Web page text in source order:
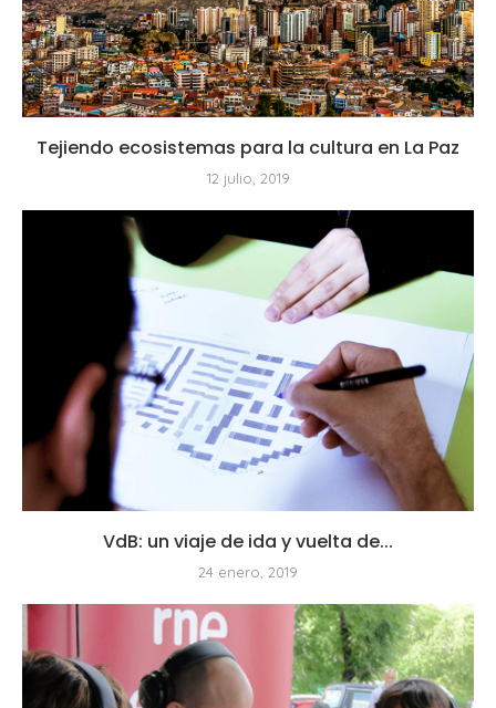
Tejiendo ecosistemas para la cultura en La Paz
12 julio, 2019
VdB: un viaje de ida y vuelta de...
24 enero, 2019